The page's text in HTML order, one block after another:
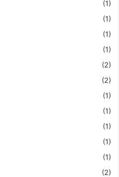
(1)
(1)
(1)
(1)
(2)
(2)
(1)
(1)
(1)
(1)
(1)
(2)